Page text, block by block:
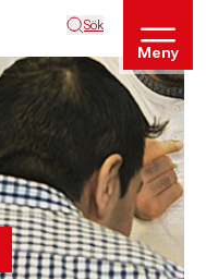
Sök
Meny